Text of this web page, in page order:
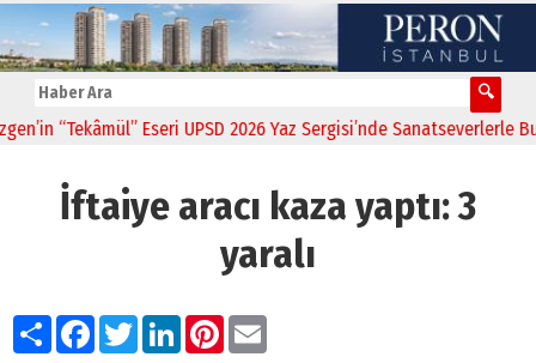
“Tekâmül” Eseri UPSD 2026 Yaz Sergisi’nde Sanatseverlerle
İftaiye aracı kaza yaptı: 3
yaralı
PaylaşFacebook
TwitterLinkedIn
Pinterest
Email